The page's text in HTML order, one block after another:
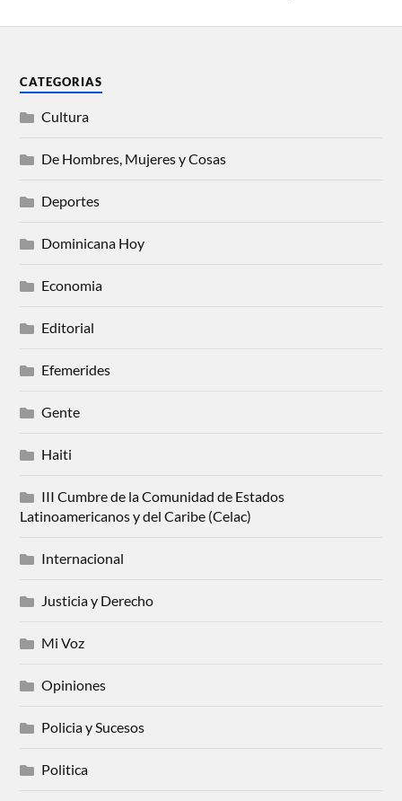
CATEGORIAS
Cultura
De Hombres, Mujeres y Cosas
Deportes
Dominicana Hoy
Economia
Editorial
Efemerides
Gente
Haiti
III Cumbre de la Comunidad de Estados
Latinoamericanos y del Caribe (Celac)
Internacional
Justicia y Derecho
Mi Voz
Opiniones
Policia y Sucesos
Politica